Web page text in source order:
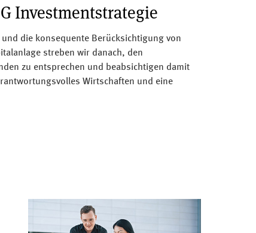
Investmentstrategie
die konsequente Berücksichtigung von
streben wir danach, den
zu entsprechen und beabsichtigen damit
Wirtschaften und eine